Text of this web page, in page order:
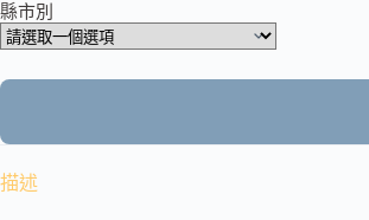
縣市別
描述